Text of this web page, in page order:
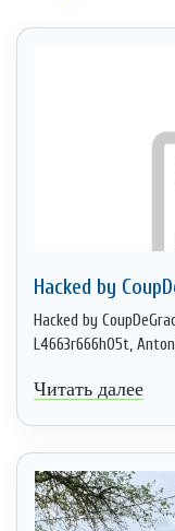
Hacked by
Hacked by
L4663r666h05t,
Читать далее